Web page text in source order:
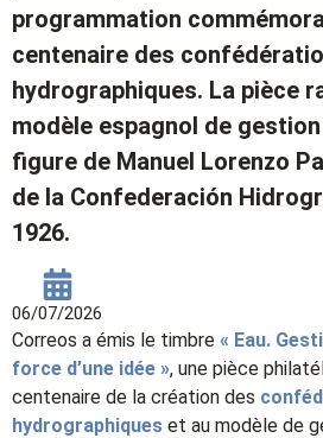
programmation
centenaire des
hydrographiques. La pièce
modèle espagnol de
figure de Manuel Lorenzo
de la Confederación
1926.
06/07/2026
Correos a émis le timbre « Eau.
force d’une idée », une pièce
centenaire de la création des
hydrographiques et au modèle de